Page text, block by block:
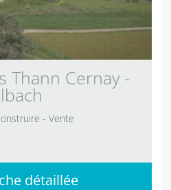
Thann Cernay -
Vente
détaillée